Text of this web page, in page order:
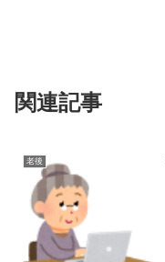
関連記事
老後